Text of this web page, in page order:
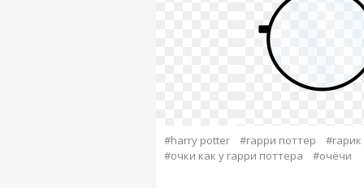
#harry potter #гарри поттер
#очки как у гарри поттера
#очёчи